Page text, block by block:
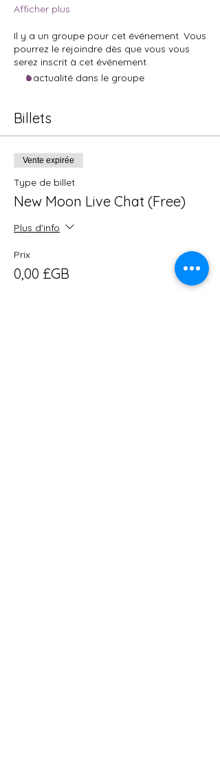
Afficher plus
Il y a un groupe pour cet événement. Vous
pourrez le rejoindre dès que vous vous
serez inscrit à cet événement.
1 actualité dans le groupe
Billets
Vente expirée
Type de billet
New Moon Live Chat (Free)
Plus d'info
Prix
0,00 £GB